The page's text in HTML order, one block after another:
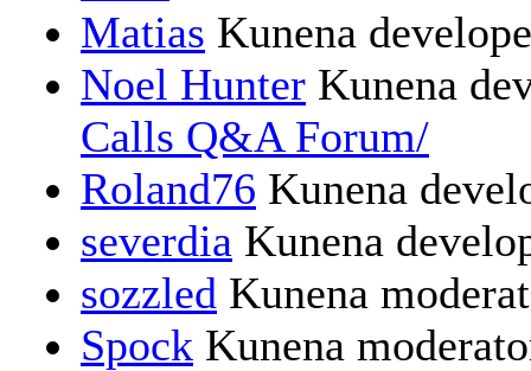
Matias Kunena
Noel Hunter Kunena
Calls Q&A Forum/
Roland76 Kunena
severdia Kunena
sozzled Kunena
Spock Kunena